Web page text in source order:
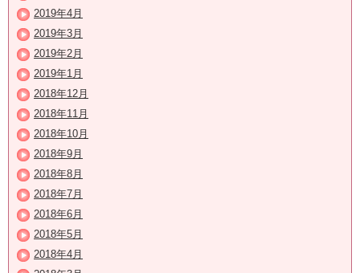
2019年4月
2019年3月
2019年2月
2019年1月
2018年12月
2018年11月
2018年10月
2018年9月
2018年8月
2018年7月
2018年6月
2018年5月
2018年4月